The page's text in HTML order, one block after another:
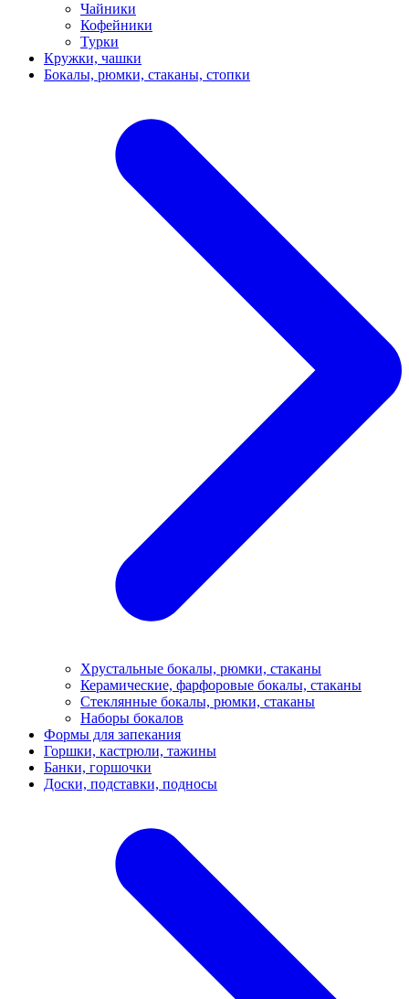
Чайники
Кофейники
Турки
Кружки, чашки
Бокалы, рюмки, стаканы, стопки
Хрустальные бокалы, рюмки, стаканы
Керамические, фарфоровые бокалы, стаканы
Стеклянные бокалы, рюмки, стаканы
Наборы бокалов
Формы для запекания
Горшки, кастрюли, тажины
Банки, горшочки
Доски, подставки, подносы